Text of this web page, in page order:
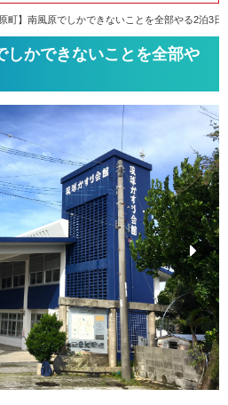
原町】南風原でしかできないことを全部やる2泊3日
しかできないことを全部や